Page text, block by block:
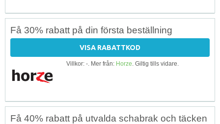
Få 30% rabatt på din första beställning
VISA RABATTKOD
Villkor: -. Mer från: Horze. Giltig tills vidare.
Få 40% rabatt på utvalda schabrak och täcken